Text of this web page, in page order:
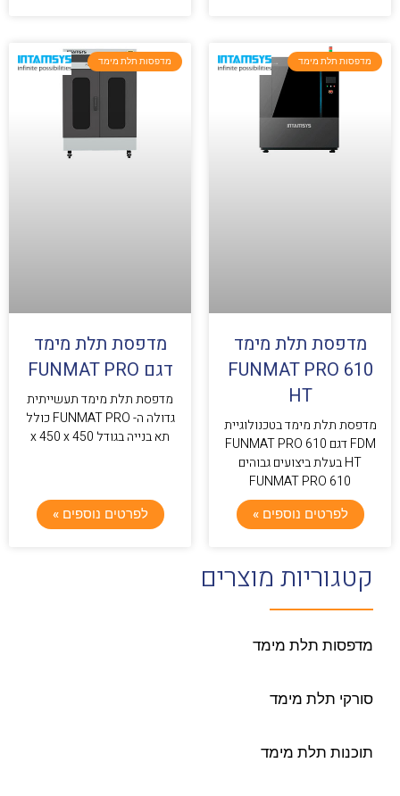
קטגוריות מוצרים
מדפסות תלת מימד
סורקי תלת מימד
תוכנות תלת מימד
מדפסות תלת מימד
מדפסת תלת מימד
FUNMAT PRO 610
HT
מדפסת תלת מימד בטכנולוגיית
FDM דגם FUNMAT PRO 610
HT בעלת ביצועים גבוהים
FUNMAT PRO 610
לפרטים נוספים »
מדפסות תלת מימד
מדפסת תלת מימד
דגם FUNMAT PRO
מדפסת תלת מימד תעשייתית
גדולה ה- FUNMAT PRO כולל
תא בנייה בגודל 450 x 450 x
לפרטים נוספים »